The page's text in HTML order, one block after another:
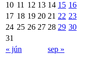
« jún sep »
10 11 12 13 14 15 16
17 18 19 20 21 22 23
24 25 26 27 28 29 30
31